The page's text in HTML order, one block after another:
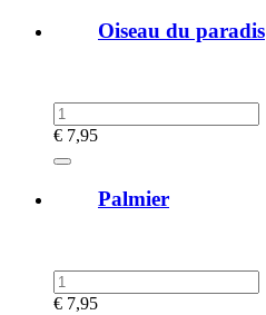
Oiseau du paradis
€ 7,95
Palmier
€ 7,95